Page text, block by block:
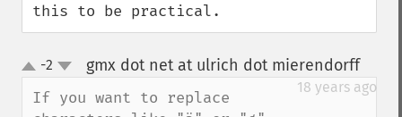
this to be practical.
up
down
-2 gmx dot net at ulrich dot mierendorff¶
18 years ago
If you want to replace